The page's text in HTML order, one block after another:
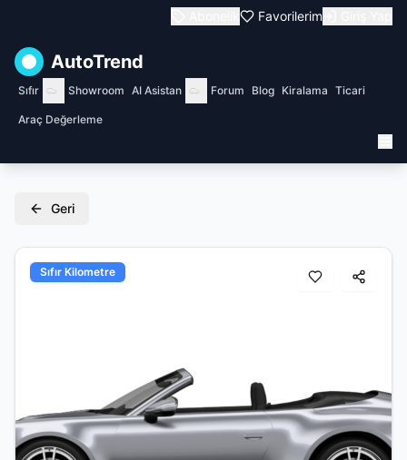
Favorilerim
AutoTrend
Sıfır Showroom AI Asistan Forum Blog Kiralama Ticari
Araç Değerleme
Geri
Sıfır Kilometre